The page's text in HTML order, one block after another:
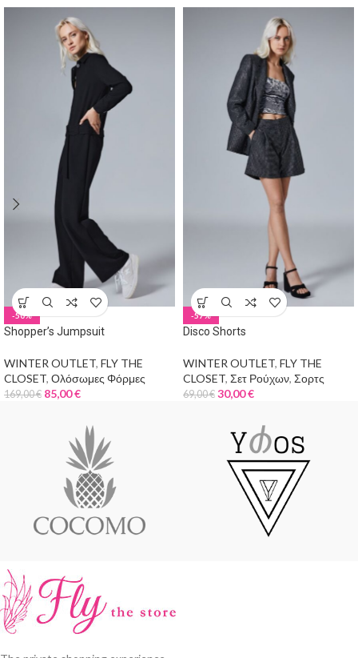
-50%
Shopper’s Jumpsuit
WINTER OUTLET, FLY THE
CLOSET, Ολόσωμες Φόρμες
169,00€ 85,00€
-57%
Disco Shorts
WINTER OUTLET, FLY THE
CLOSET, Σετ Ρούχων, Σορτς
69,00€ 30,00€